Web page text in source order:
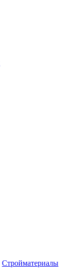
Стройматериалы